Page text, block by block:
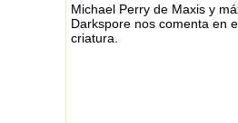
Michael Perry de Maxis y
Darkspore nos comenta en
criatura.